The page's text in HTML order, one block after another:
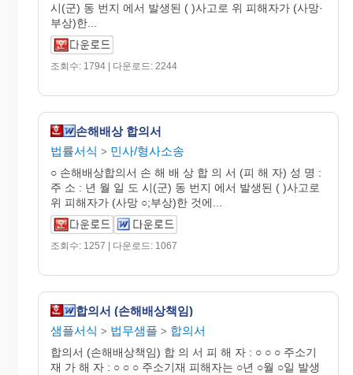
시(군) 동 번지 에서 발생된 ( )사고로 위 피해자가 (사망·
부상)한...
조회수: 1794 | 다운로드: 2244
손해배상 합의서
법률서식 > 민사/형사소송
○ 손해배상합의서 손 해 배 상 합 의 서 (피 해 자) 성 명 :
주 소 : 년 월 일 도 시(군) 동 번지 에서 발생된 ( )사고로
위 피해자가 (사망 ○;부상)한 것에...
조회수: 1257 | 다운로드: 1067
합의서 (손해배상책임)
샘플서식 > 법무샘플 > 합의서
합의서 (손해배상책임) 합 의 서 피 해 자 : ○ ○ ○ 주소기
재 가 해 자 : ○ ○ ○ 주소기재 피해자는 ○년 ○월 ○일 발생